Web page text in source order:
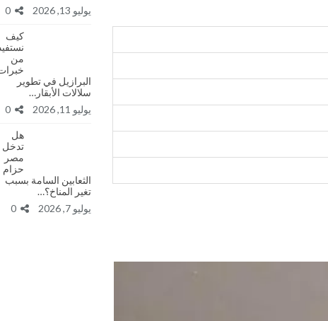
يوليو 13, 2026
كيف
من
البرازيل في تطوير
سلالات الأبقار…
يوليو 11, 2026
هل
تدخل
مصر
حزام
الثعابين السامة بسبب
تغير المناخ؟…
يوليو 7, 2026